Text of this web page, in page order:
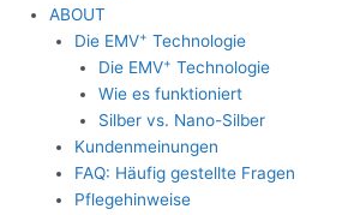
ABOUT
Die EMV+ Technologie
Die EMV+ Technologie
Wie es funktioniert
Silber vs. Nano-Silber
Kundenmeinungen
FAQ: Häufig gestellte Fragen
Pflegehinweise